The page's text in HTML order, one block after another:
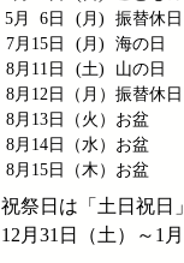
5月 6日
(月)
振替休日
7月15日
(月)
海の日
8月11日
(土)
山の日
8月12日
（月） 振替休日
8月13日
（火） お盆
8月14日
（水） お盆
8月15日
（木） お盆
祭日は「土日祝日
月31日（土）～1